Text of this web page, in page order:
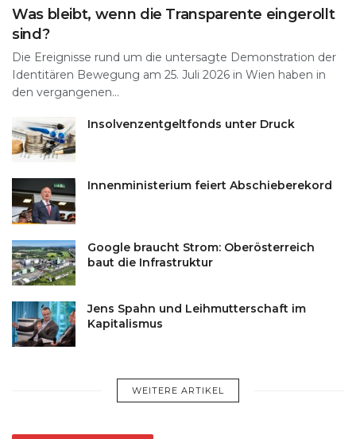
Was bleibt, wenn die Transparente eingerollt
sind?
Die Ereignisse rund um die untersagte Demonstration der
Identitären Bewegung am 25. Juli 2026 in Wien haben in
den vergangenen...
Insolvenzentgeltfonds unter Druck
Innenministerium feiert Abschieberekord
Google braucht Strom: Oberösterreich
baut die Infrastruktur
Jens Spahn und Leihmutterschaft im
Kapitalismus
WEITERE ARTIKEL